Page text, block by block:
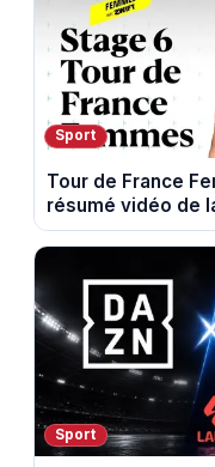
Sport
Tour de France
résumé vidéo de
Montbrison et
Sport